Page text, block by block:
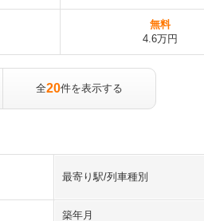
無料
4.6万円
全20件を表示する
最寄り駅/列車種別
築年月